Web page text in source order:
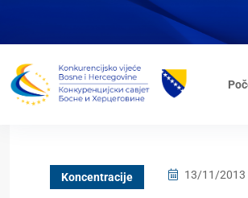
Koncentracije 13/11/2013